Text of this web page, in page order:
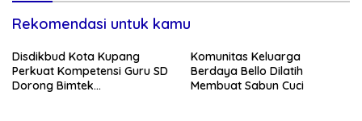
Rekomendasi untuk kamu
Disdikbud Kota Kupang
Perkuat Kompetensi Guru SD
Dorong Bimtek
Komunitas Keluarga
Berdaya Bello Dilatih
Membuat Sabun Cuci